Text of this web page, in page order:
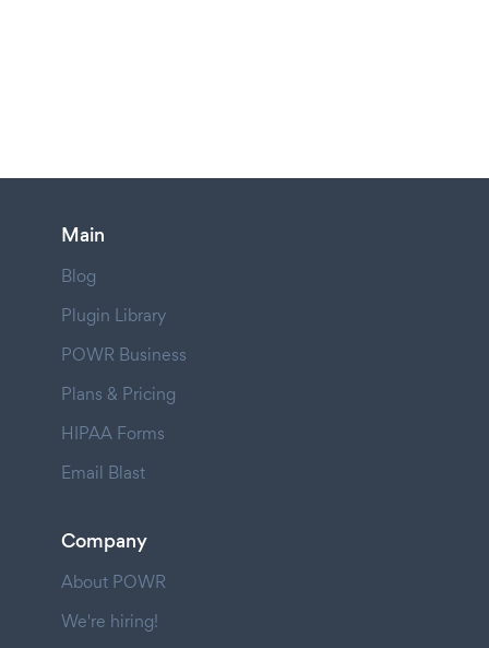
Main
Blog
Plugin Library
POWR Business
Plans & Pricing
HIPAA Forms
Email Blast
Company
About POWR
We're hiring!